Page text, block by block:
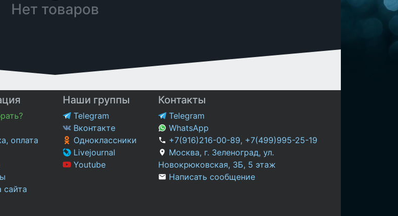
Нет товаров
оплата
сайта
Наши группы
Telegram
Вконтакте
Одноклассники
Livejournal
Youtube
Контакты
Telegram
WhatsApp
+7(916)216-00-89, +7(499)995-25-19
Москва, г. Зеленоград, ул.
Новокрюковская, 3Б, 5 этаж
Написать сообщение